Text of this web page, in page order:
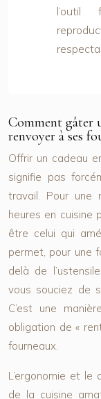
l’outil
Comment gâter
renvoyer à ses
Offrir un cadeau
signifie pas
travail. Pour une
heures en cuisine
être celui qui
permet, pour une
delà de
vous souciez de
C’est une
obligation de «
fourneaux.
L’ergonomie et
de la cuisine